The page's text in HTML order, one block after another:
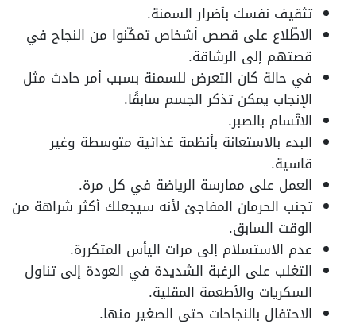
تثقيف نفسك بأضرار السمنة.
الاطّلاع على قصص أشخاص تمكّنوا من النجاح في
قصتهم إلى الرشاقة.
في حالة كان التعرض للسمنة بسبب أمر حادث مثل
الإنجاب يمكن تذكر الجسم سابقًا.
الاتّسام بالصبر.
البدء بالاستعانة بأنظمة غذائية متوسطة وغير
قاسية.
العمل على ممارسة الرياضة في كل مرة.
تجنب الحرمان المفاجئ لأنه سيجعلك أكثر شراهة من
الوقت السابق.
عدم الاستسلام إلى مرات اليأس المتكررة.
التغلب على الرغبة الشديدة في العودة إلى تناول
السكريات والأطعمة المقلية.
الاحتفال بالنجاحات حتى الصغير منها.